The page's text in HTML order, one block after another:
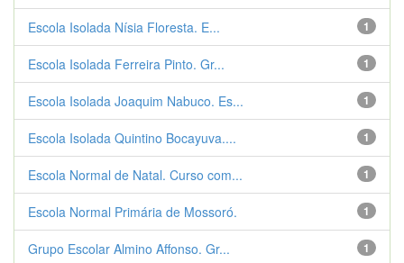
1
Escola Isolada Nísia Floresta. E...
1
Escola Isolada Ferreira Pinto. Gr...
1
Escola Isolada Joaquim Nabuco. Es...
1
Escola Isolada Quintino Bocayuva....
1
Escola Normal de Natal. Curso com...
1
Escola Normal Primária de Mossoró.
1
Grupo Escolar Almino Affonso. Gr...